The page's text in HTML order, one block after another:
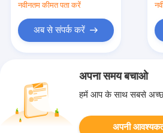
नवीनतम कीमत पता करें
अब से संपर्क करें
अपना समय बचाओ
हमें आप के साथ सबसे
अपनी